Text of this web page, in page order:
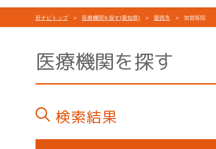
肝ナビトップ> 医療機関を探す(愛知県) > 愛西市 > 加賀医院
医療機関を探す
検索結果